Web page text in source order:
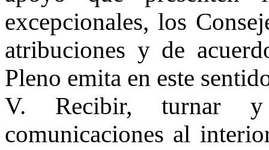
excepcionales, los
atribuciones y de
Pleno emita en este
V. Recibir, turnar
comunicaciones al